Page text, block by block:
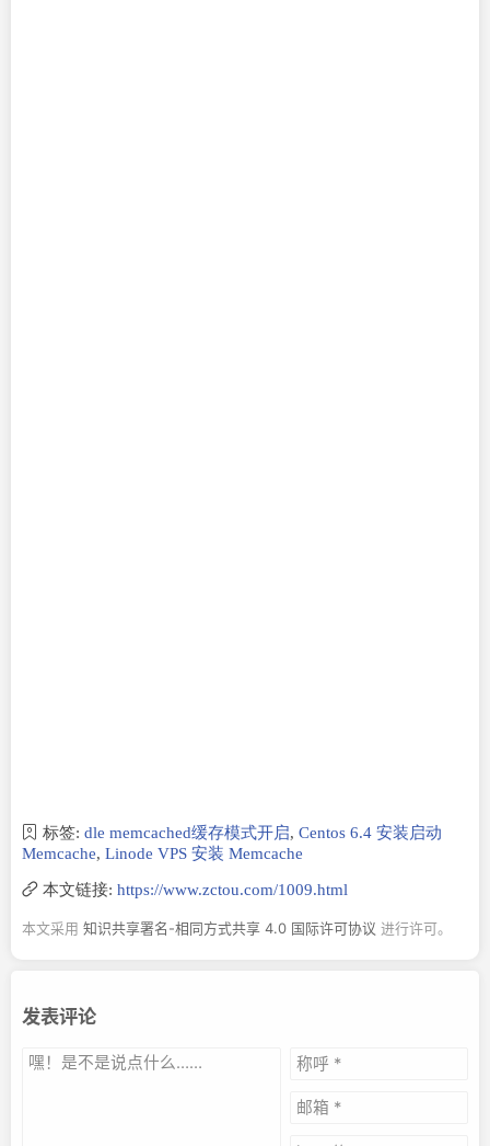
标签: dle memcached缓存模式开启 Centos 6.4 安装启动
Memcache Linode VPS 安装 Memcache
本文链接: https://www.zctou.com/1009.html
本文采用 知识共享署名-相同方式共享 4.0 国际许可协议 进行许可。
发表评论